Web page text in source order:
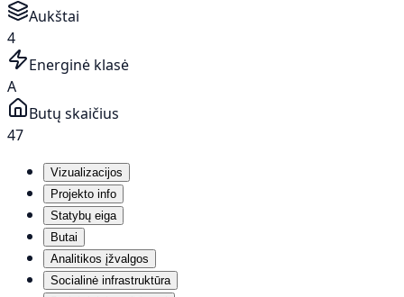
Aukštai
4
Energinė klasė
A
Butų skaičius
47
Vizualizacijos
Projekto info
Statybų eiga
Butai
Analitikos įžvalgos
Socialinė infrastruktūra